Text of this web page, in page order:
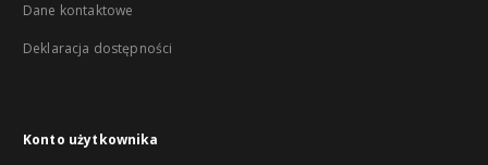
Dane kontaktowe
Deklaracja dostępności
Konto użytkownika